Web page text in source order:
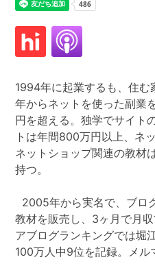
1994年に起業するも、住
年からネットを使った副業
円を超える。独学でサイト
トは年間800万円以上、ネ
ネットショップ関連の教材
持つ。
2005年から実名で、ブロ
教材を販売し、3ヶ月で月
アブログランキングでは堀
100万人中9位を記録。メル